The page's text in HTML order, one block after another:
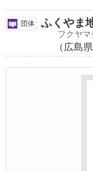
a
v
i
a
t
団体 ふくやま
フクヤ
（広島県